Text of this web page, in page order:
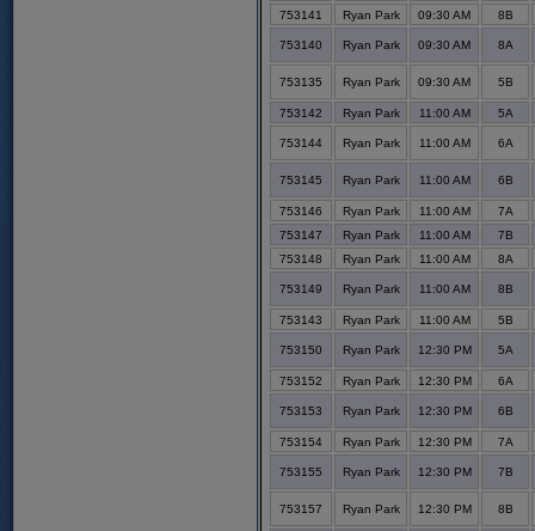
753141 Ryan Park 09:30 AM 8B
753140 Ryan Park 09:30 AM 8A
753135 Ryan Park 09:30 AM 5B
753142 Ryan Park 11:00 AM 5A
753144 Ryan Park 11:00 AM 6A
753145 Ryan Park 11:00 AM 6B
753146 Ryan Park 11:00 AM
7A
753147
Ryan Park 11:00 AM
7B
753148
Ryan Park 11:00 AM 8A
753149 Ryan Park 11:00 AM 8B
753143 Ryan Park 11:00 AM 5B
753150 Ryan Park 12:30 PM 5A
753152 Ryan Park 12:30 PM 6A
753153 Ryan Park 12:30 PM 6B
753154 Ryan Park 12:30 PM 7A
753155 Ryan Park 12:30 PM 7B
753157 Ryan Park 12:30 PM 8B